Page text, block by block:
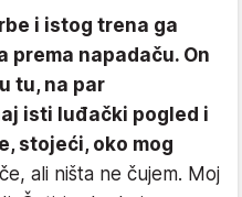
i istog trena ga
prema napadaču. On
tu, na par
isti luđački pogled i
stojeći, oko mog
ali ništa ne čujem. Moj